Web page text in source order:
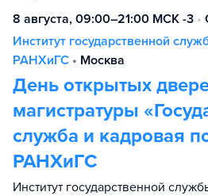
8 августа, 09:00–21:00 МСК -3 •
Институт государственной
РАНХиГС • Москва
День открытых
магистратуры
служба и кадровая
РАНХиГС
Институт государственной